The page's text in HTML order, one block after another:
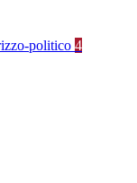
politico 4